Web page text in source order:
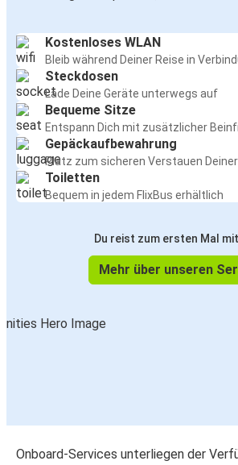
Kostenloses WLAN
Bleib während Deiner Reise in
Steckdosen
Lade Deine Geräte unterwegs auf
Bequeme Sitze
Entspann Dich mit zusätzlicher
Gepäckaufbewahrung
Platz zum sicheren Verstauen
Toiletten
Bequem in jedem FlixBus erhältlich
Du reist zum ersten Mal
Mehr über unseren
Onboard-Services unterliegen der